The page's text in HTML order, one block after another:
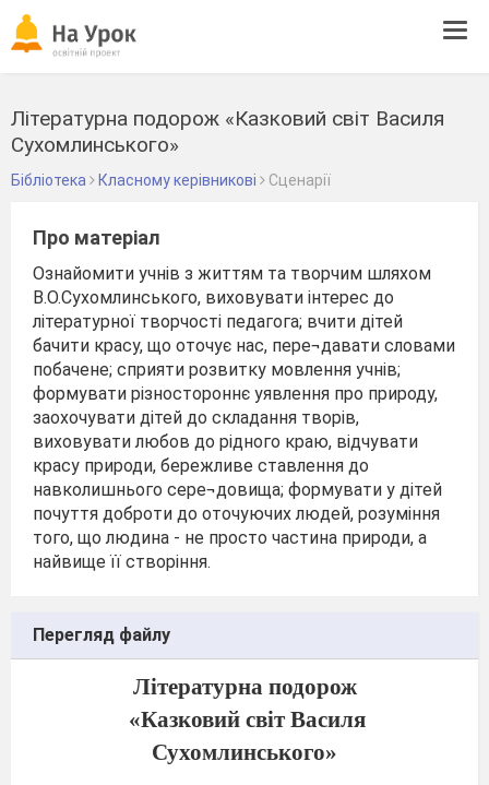
Літературна подорож «Казковий світ Василя
Сухомлинського»
Бібліотека Класному керівникові Сценарії
Про матеріал
Ознайомити учнів з життям та творчим шляхом
В.О.Сухомлинського, виховувати інтерес до
літературної творчості педагога; вчити дітей
бачити красу, що оточує нас, пере¬давати словами
побачене; сприяти розвитку мовлення учнів;
формувати різностороннє уявлення про природу,
заохочувати дітей до складання творів,
виховувати любов до рідного краю, відчувати
красу природи, бережливе ставлення до
навколишнього сере¬довища; формувати у дітей
почуття доброти до оточуючих людей, розуміння
того, що людина - не просто частина природи, а
найвище її створіння.
Перегляд файлу
Літературна подорож
«Казковий світ Василя
Сухомлинського»